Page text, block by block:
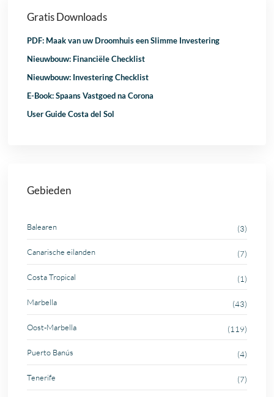
Gratis Downloads
PDF: Maak van uw Droomhuis een Slimme Investering
Nieuwbouw: Financiële Checklist
Nieuwbouw: Investering Checklist
E-Book: Spaans Vastgoed na Corona
User Guide Costa del Sol
Gebieden
Balearen (3)
Canarische eilanden (7)
Costa Tropical (1)
Marbella (43)
Oost-Marbella (119)
Puerto Banús (4)
Tenerife (7)